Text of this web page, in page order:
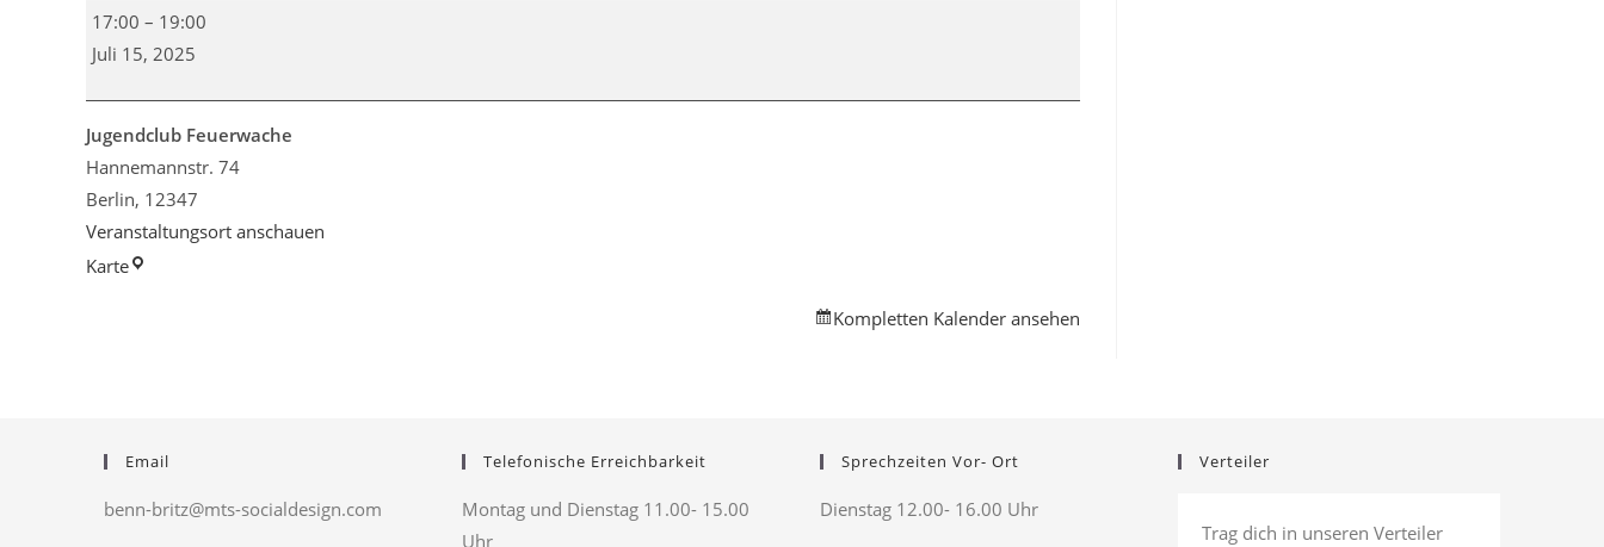
Rap-
Workshop
Jugendclub
Feuerwache
17:00 – 19:00
Juli 15, 2025
Jugendclub Feuerwache
Hannemannstr. 74
Berlin, 12347
Veranstaltungsort anschauen
KarteJugendclub
Kompletten Kalender ansehen
Email
benn-britz@mts-socialdesign.com
Telefonische Erreichbarkeit
Montag und Dienstag 11.00- 15.00
Uhr
Sprechzeiten Vor- Ort
Dienstag 12.00- 16.00 Uhr
Verteiler
Trag dich in unseren Verteiler